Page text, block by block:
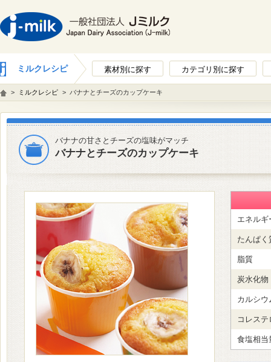
ミルクレシピ 素材別に探す カテゴリ別に探す
> ミルクレシピ > バナナとチーズのカップケーキ
バナナの甘さとチーズの塩味がマッチ
バナナとチーズのカップケーキ
エネルギ
たんぱく
脂質
炭水化物
カルシウ
コレステ
食塩相当